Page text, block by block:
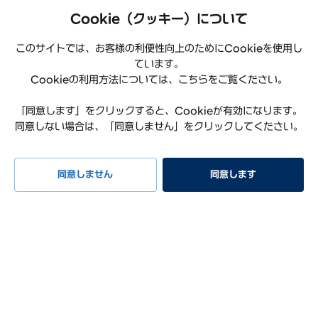
プライバシーポリシー
利用規約
よくある質問
リコール情報
お問い合わせ
Cookie（クッキー）について
このサイトでは、お客様の利便性向上のためにCookieを使用し
ています。
Cookieの利用方法については、こちらをご覧ください。
「同意します」をクリックすると、Cookieが有効になります。
同意しない場合は、「同意しません」をクリックしてください。
同意しません 同意します